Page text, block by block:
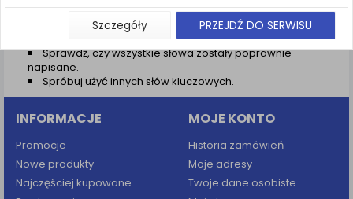
PODPOWIEDZI
Zmień kryteria wyszukiwania zaznaczając inne filtry i
wyszukaj ponownie
Sprawdź, czy wszystkie słowa zostały poprawnie
napisane.
Spróbuj użyć innych słów kluczowych.
INFORMACJE
Promocje
Nowe produkty
Najczęściej kupowane
MOJE KONTO
Historia zamówień
Moje adresy
Twoje dane osobiste
umieszczanie tzw. cookies na Twoich urządzeniach i
ich odczytywanie, kliknij przycisk „Przejdź do serwisu”.
Jeśli nie chcesz wyrazić zgody lub ograniczyć jej
zakres, kliknij „Szczegóły”, gdzie znajdziesz wszelkie
informacje o tym jak to zrobić . Te same informacje
znajdziesz także na podstronie z naszą polityką
prywatności obowiązującą od 25 maja 2018.
W przypadku użytkowników zalogowanych, aby
umożliwić prawidłową realizację Umowy z Państwem i
związane z tym prawidłowe działanie naszej strony
www, a w szczególności np. wysłanie potwierdzenia
Szczegóły PRZEJDŹ DO SERWISU